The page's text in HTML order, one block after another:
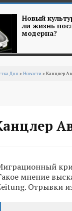
Новый
ли жизнь
модерна?
Дня» Новости» Канцлер
мнение
Отрывки